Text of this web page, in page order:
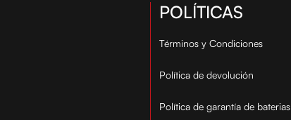
POLÍTICAS
Términos y Condiciones
Política de devolución
Política de garantía de baterias